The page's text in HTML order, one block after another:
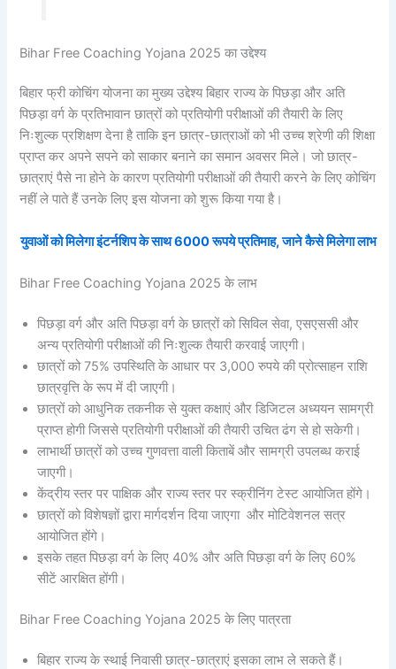
Bihar Free Coaching Yojana 2025 का उद्देश्य
बिहार फ्री कोचिंग योजना का मुख्य उद्देश्य बिहार राज्य के पिछड़ा और अति
पिछड़ा वर्ग के प्रतिभावान छात्रों को प्रतियोगी परीक्षाओं की तैयारी के लिए
निःशुल्क प्रशिक्षण देना है ताकि इन छात्र-छात्राओं को भी उच्च श्रेणी की शिक्षा
प्राप्त कर अपने सपने को साकार बनाने का समान अवसर मिले। जो छात्र-
छात्राएं पैसे ना होने के कारण प्रतियोगी परीक्षाओं की तैयारी करने के लिए कोचिंग
नहीं ले पाते हैं उनके लिए इस योजना को शुरू किया गया है।
युवाओं को मिलेगा इंटर्नशिप के साथ 6000 रूपये प्रतिमाह, जाने कैसे मिलेगा लाभ
Bihar Free Coaching Yojana 2025 के लाभ
पिछड़ा वर्ग और अति पिछड़ा वर्ग के छात्रों को सिविल सेवा, एसएससी और
अन्य प्रतियोगी परीक्षाओं की निःशुल्क तैयारी करवाई जाएगी।
छात्रों को 75% उपस्थिति के आधार पर 3,000 रुपये की प्रोत्साहन राशि
छात्रवृत्ति के रूप में दी जाएगी।
छात्रों को आधुनिक तकनीक से युक्त कक्षाएं और डिजिटल अध्ययन सामग्री
प्राप्त होगी जिससे प्रतियोगी परीक्षाओं की तैयारी उचित ढंग से हो सकेगी।
लाभार्थी छात्रों को उच्च गुणवत्ता वाली किताबें और सामग्री उपलब्ध कराई
जाएगी।
केंद्रीय स्तर पर पाक्षिक और राज्य स्तर पर स्क्रीनिंग टेस्ट आयोजित होंगे।
छात्रों को विशेषज्ञों द्वारा मार्गदर्शन दिया जाएगा और मोटिवेशनल सत्र
आयोजित होंगे।
इसके तहत पिछड़ा वर्ग के लिए 40% और अति पिछड़ा वर्ग के लिए 60%
सीटें आरक्षित होंगी।
Bihar Free Coaching Yojana 2025 के लिए पात्रता
बिहार राज्य के स्थाई निवासी छात्र-छात्राएं इसका लाभ ले सकते हैं।